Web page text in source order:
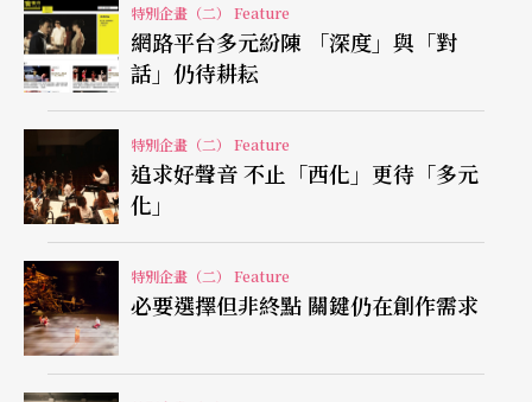
龍應台認為，表演藝術團體躍上國際舞台並非一蹴
可幾，必須先在台灣的沃土深耕，才能開枝散葉，
而這方沃土，即是遍布全國的縣市文化中心以及國
家表演藝術中心。扶植團隊在基層文化中心累積經
驗，達到一定的成熟度之後就有機會進入國家表演
藝術中心，提升演出品質，醞釀開拓國際市場的能
量。
陳國慈則認為，國家表演藝術中心分屬北中南不同
的場地，必須要能夠發展當地特色、連接在地資
特別企畫（二） Feature
網路平台多元紛陳 「深度」與「對
話」仍待耕耘
特別企畫（二） Feature
追求好聲音 不止「西化」更待「多元
化」
特別企畫（二） Feature
必要選擇但非終點 關鍵仍在創作需求